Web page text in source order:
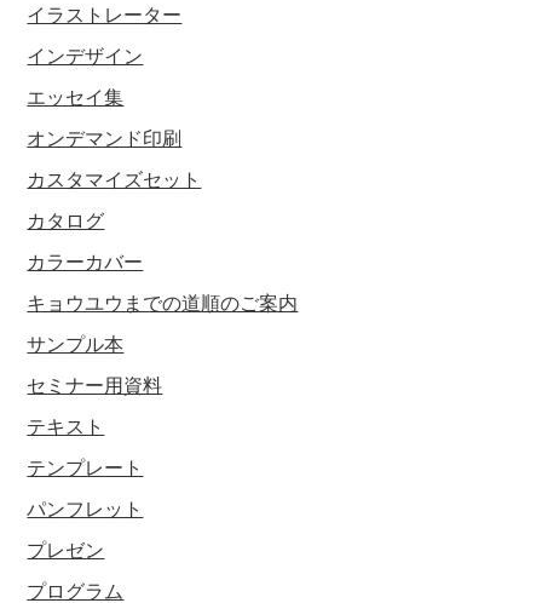
イラストレーター
インデザイン
エッセイ集
オンデマンド印刷
カスタマイズセット
カタログ
カラーカバー
キョウユウまでの道順のご案内
サンプル本
セミナー用資料
テキスト
テンプレート
パンフレット
プレゼン
プログラム